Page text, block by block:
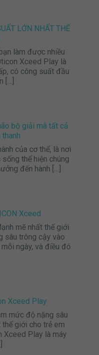
LỚN NHẤT THẾ
làm được nhiều
Xceed Play là
có công suất đầu
[…]
bộ giải mã tất cả
thanh
của cơ thể, là nơi
thể hiện chúng
đến hành […]
Xceed
mẽ nhất thế giới
sâu trông cậy vào
ngày, và điều đó
Xceed Play
mức độ nặng sâu
thế giới cho trẻ em
Xceed Play là máy